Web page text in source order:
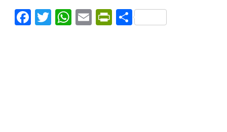
Facebook
Twitter
WhatsApp
EmailPrintFriendly
Share